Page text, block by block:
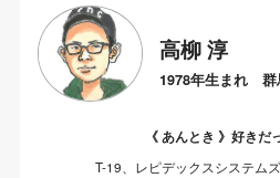
高柳 淳
1978年生まれ 群
《 あんとき 》好きだ
T-19、レピデックスシステム